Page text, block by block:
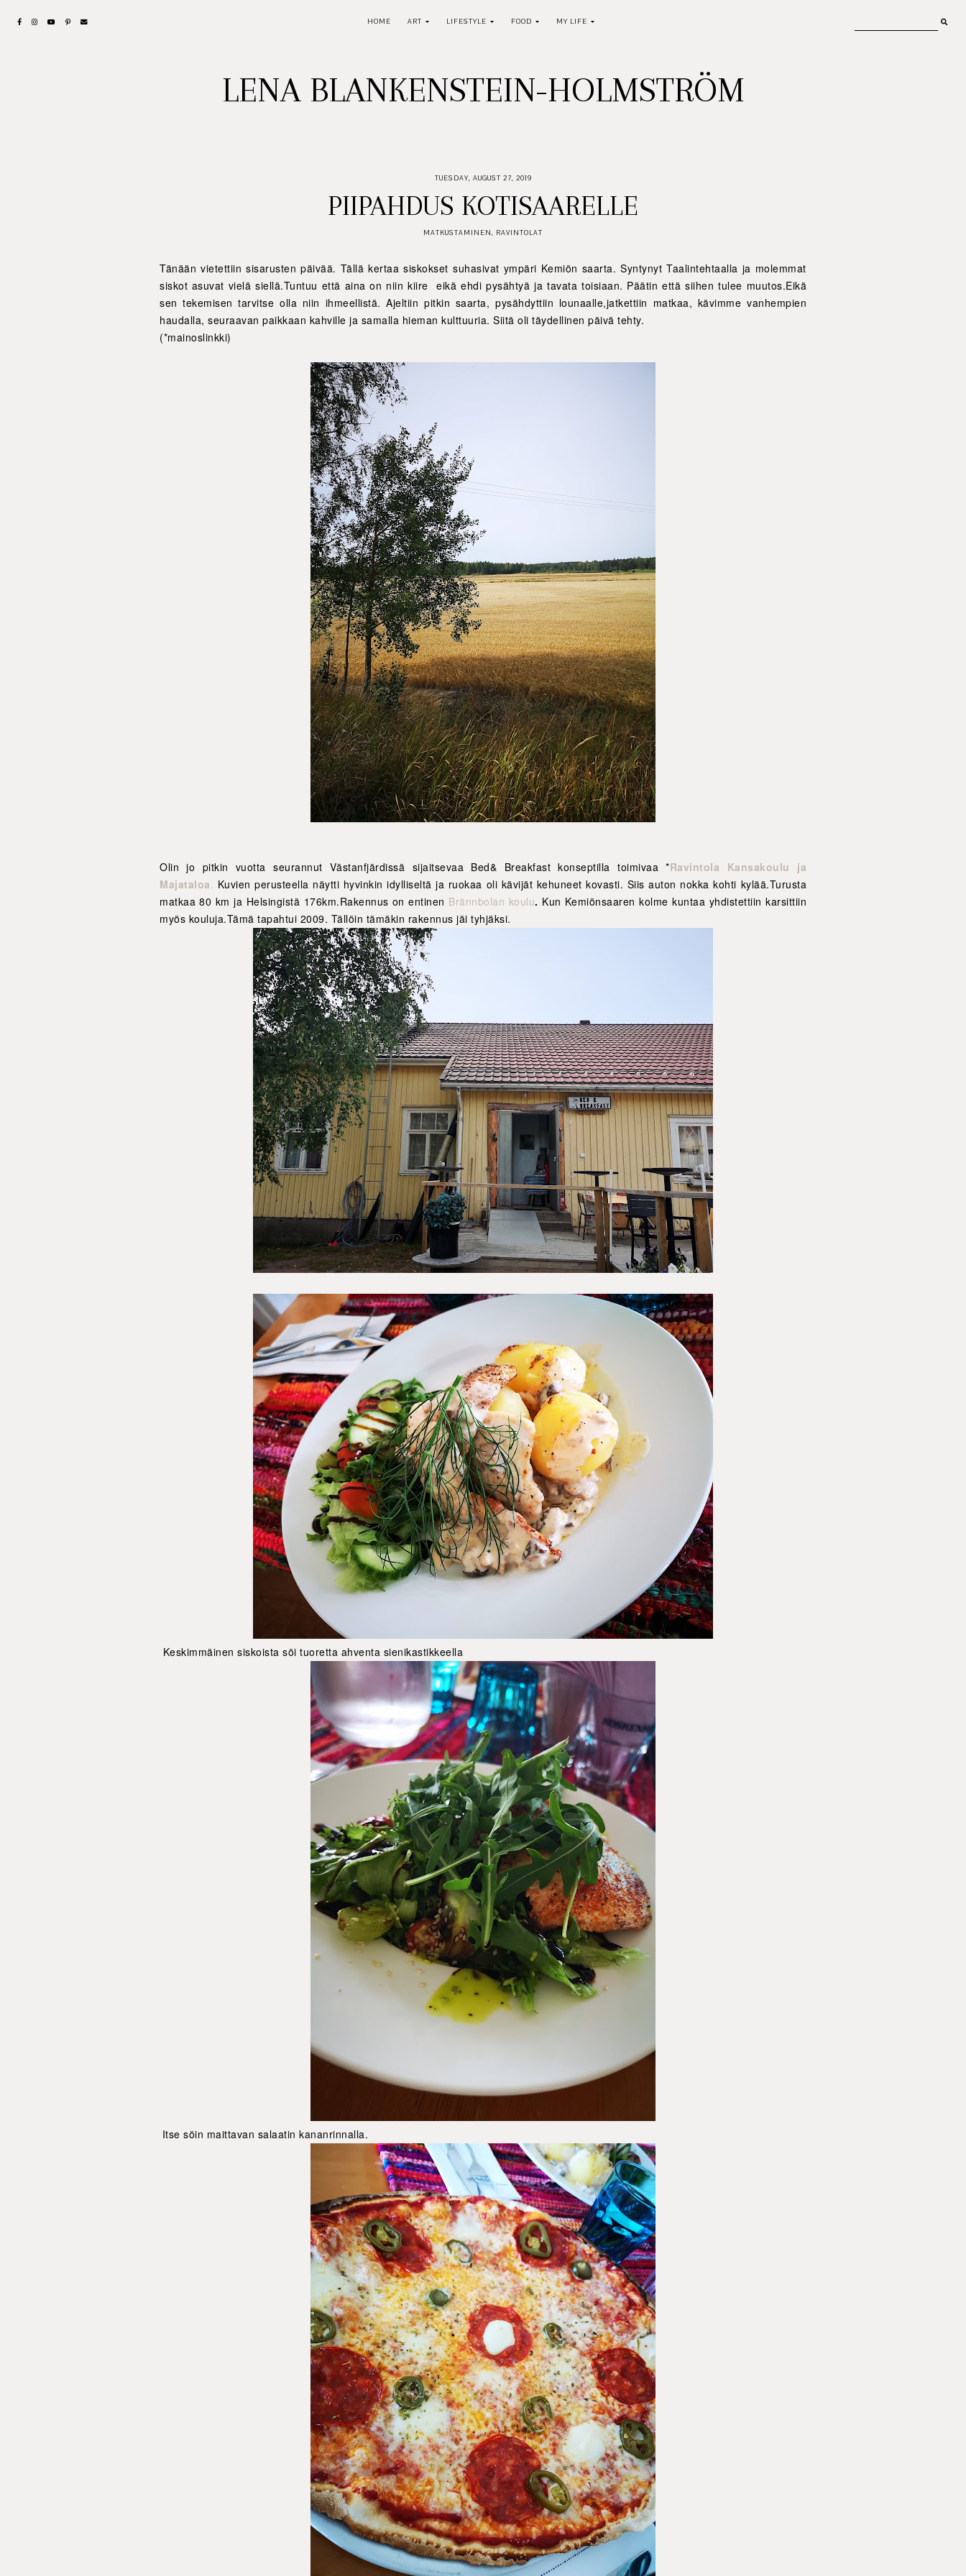
HOME ART LIFESTYLE FOOD MY LIFE
LENA BLANKENSTEIN-HOLMSTRÖM
TUESDAY, AUGUST 27, 2019
PIIPAHDUS KOTISAARELLE
MATKUSTAMINEN, RAVINTOLAT
Tänään vietettiin sisarusten päivää. Tällä kertaa siskokset suhasivat ympäri Kemiön saarta. Syntynyt Taalintehtaalla ja molemmat
siskot asuvat vielä siellä.Tuntuu että aina on niin kiire eikä ehdi pysähtyä ja tavata toisiaan. Päätin että siihen tulee muutos.Eikä
sen tekemisen tarvitse olla niin ihmeellistä. Ajeltiin pitkin saarta, pysähdyttiin lounaalle,jatkettiin matkaa, kävimme vanhempien
haudalla, seuraavan paikkaan kahville ja samalla hieman kulttuuria. Siitä oli täydellinen päivä tehty.
(*mainoslinkki)
Olin jo pitkin vuotta seurannut Västanfjärdissä sijaitsevaa Bed& Breakfast konseptilla toimivaa *Ravintola Kansakoulu ja
Majataloa. Kuvien perusteella näytti hyvinkin idylliseltä ja ruokaa oli kävijät kehuneet kovasti. Siis auton nokka kohti kylää.Turusta
matkaa 80 km ja Helsingistä 176km.Rakennus on entinen Brännbolan koulu. Kun Kemiönsaaren kolme kuntaa yhdistettiin karsittiin
myös kouluja.Tämä tapahtui 2009. Tällöin tämäkin rakennus jäi tyhjäksi.
Keskimmäinen siskoista söi tuoretta ahventa sienikastikkeella
Itse söin maittavan salaatin kananrinnalla.